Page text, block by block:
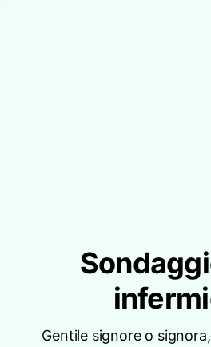
Gentile signore o